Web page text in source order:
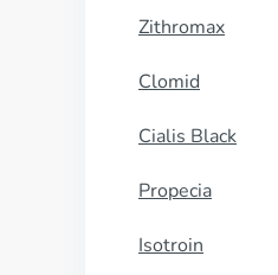
Zithromax
Clomid
Cialis Black
Propecia
Isotroin